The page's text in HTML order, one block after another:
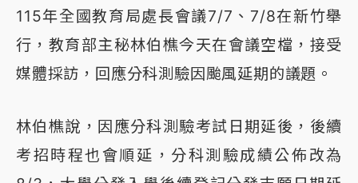
115年全國教育局處長會議7/7、7/8在新竹舉
行，教育部主秘林伯樵今天在會議空檔，接受
媒體採訪，回應分科測驗因颱風延期的議題。
林伯樵說，因應分科測驗考試日期延後，後續
考招時程也會順延，分科測驗成績公佈改為